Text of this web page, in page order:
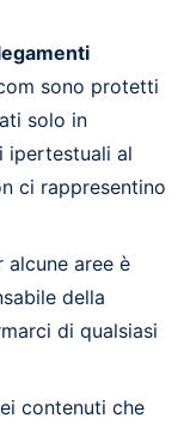
sono protetti
solo in
ipertestuali al
ci rappresentino
alcune aree è
della
di qualsiasi
contenuti che